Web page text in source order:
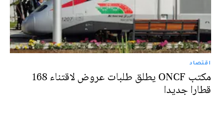
اقتصاد
مكتب ONCF يطلق طلبات عروض لاقتناء 168
قطارا جديدا